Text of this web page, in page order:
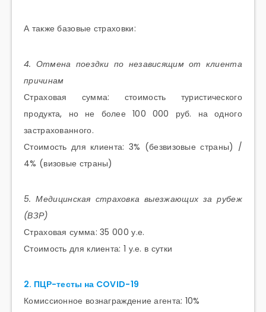
А также базовые страховки:
4. Отмена поездки по независящим от клиента
причинам
Страховая сумма: стоимость туристического
продукта, но не более 100 000 руб. на одного
застрахованного.
Стоимость для клиента: 3% (безвизовые страны) /
4% (визовые страны)
5. Медицинская страховка выезжающих за рубеж
(ВЗР)
Страховая сумма: 35 000 у.е.
Стоимость для клиента: 1 у.е. в сутки
2. ПЦР-тесты на COVID-19
Комиссионное вознаграждение агента: 10%